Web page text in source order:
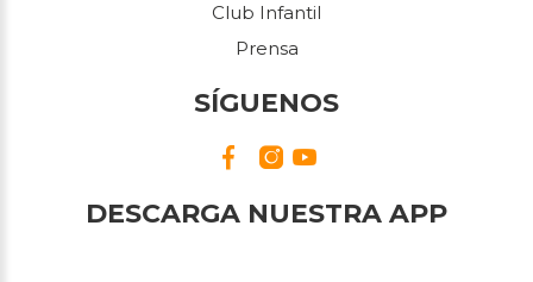
Club Infantil
Prensa
SÍGUENOS
DESCARGA NUESTRA APP